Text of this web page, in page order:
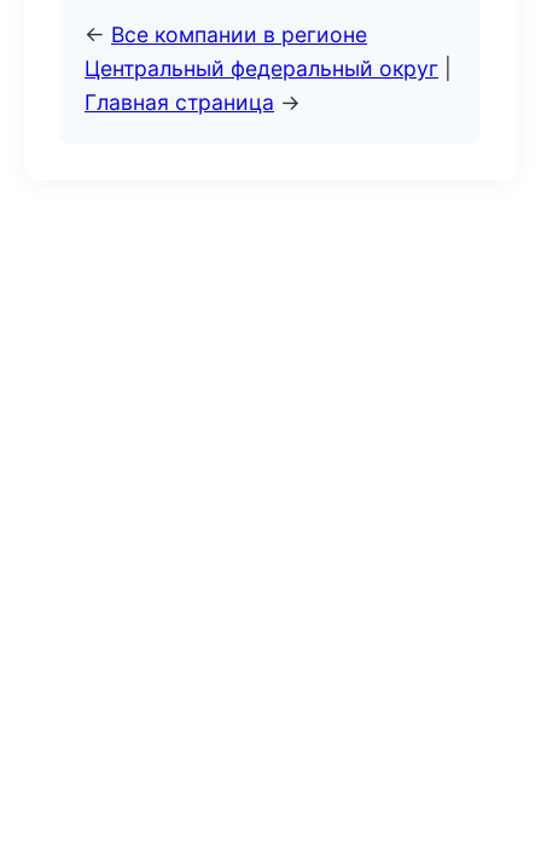
← Все компании в регионе
Центральный федеральный округ
Главная страница →